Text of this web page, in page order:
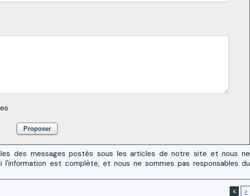
des messages postés sous les articles de notre site et nous ne
l'information est complète, et nous ne sommes pas responsables du
< >